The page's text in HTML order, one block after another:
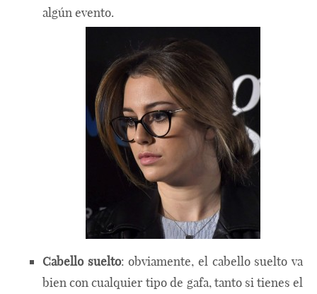
algún evento.
Cabello suelto: obviamente, el cabello suelto va
bien con cualquier tipo de gafa, tanto si tienes el